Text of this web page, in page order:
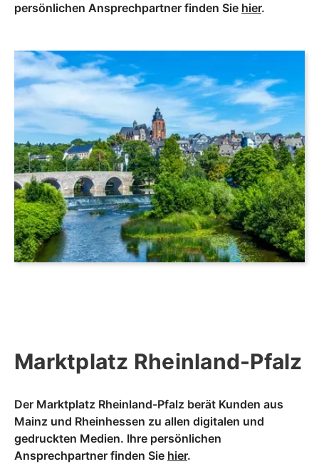
persönlichen Ansprechpartner finden Sie hier.
Marktplatz Rheinland-Pfalz
Der Marktplatz Rheinland-Pfalz berät Kunden aus
Mainz und Rheinhessen zu allen digitalen und
gedruckten Medien. Ihre persönlichen
Ansprechpartner finden Sie hier.